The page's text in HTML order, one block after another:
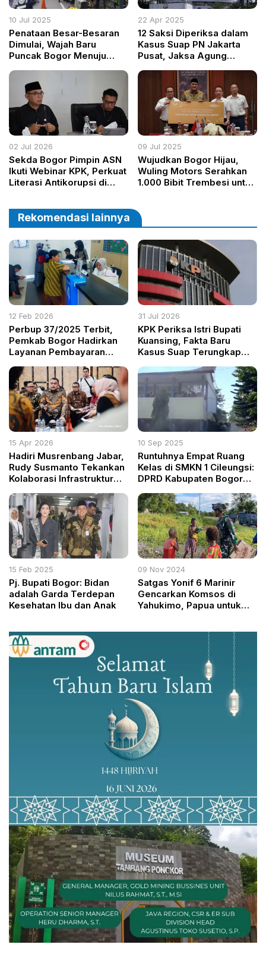
10 Jul 2025
Penataan Besar-Besaran
Dimulai, Wajah Baru
Puncak Bogor Menuju
Dunia
22 Apr 2025
12 Saksi Diperiksa dalam
Kasus Suap PN Jakarta
Pusat, Jaksa Agung
Masuk Jeruji
02 Jul 2026
Sekda Bogor Pimpin ASN
Ikuti Webinar KPK, Perkuat
Literasi Antikorupsi di
09 Jul 2025
Wujudkan Bogor Hijau,
Wuling Motors Serahkan
1.000 Bibit Trembesi untuk
Rekomendasi lainnya
12 Feb 2026
Perbup 37/2025 Terbit,
Pemkab Bogor Hadirkan
Layanan Pembayaran
31 Jul 2026
KPK Periksa Istri Bupati
Kuansing, Fakta Baru
Kasus Suap Terungkap
15 Apr 2026
Hadiri Musrenbang Jabar,
Rudy Susmanto Tekankan
Kolaborasi Infrastruktur
10 Sep 2025
Runtuhnya Empat Ruang
Kelas di SMKN 1 Cileungsi:
DPRD Kabupaten Bogor
Perbaikan Infrastruktur
Sekolah
15 Feb 2025
Pj. Bupati Bogor: Bidan
adalah Garda Terdepan
Kesehatan Ibu dan Anak
09 Nov 2024
Satgas Yonif 6 Marinir
Gencarkan Komsos di
Yahukimo, Papua untuk